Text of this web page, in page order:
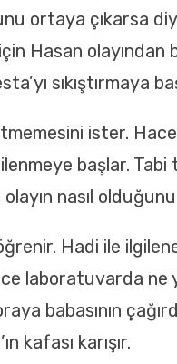
ortaya çıkarsa
Hasan olayından
sıkıştırmaya
ister.
başlar.
nasıl olduğunu
Hadi ile
laboratuvarda ne
babasının
kafası karışır.